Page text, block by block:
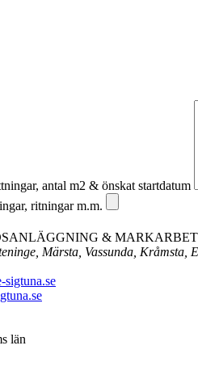
antal m2 & önskat startdatum
ritningar m.m.
&
Märsta, Vassunda, Kråmsta,
sigtuna.se
län